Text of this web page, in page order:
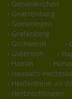
› Gelsenkirchen
› Gnarrenburg
› Gomaringen
› Grafenberg
› Gschwend
›
› Gütersloh
›
› Hamm
›
› Hausach-
› Heidenheim an
› Herbrechtingen